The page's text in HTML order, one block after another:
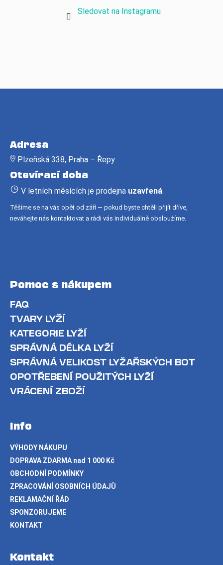
Sledovat na Instagramu
Adresa
Plzeňská 338, Praha – Řepy
Otevírací doba
V letních měsících je prodejna uzavřená.
Těšíme se na vás opět od září — pokud byste chtěli přijít dříve,
neváhejte nás kontaktovat a rádi vás individuálně obsloužíme.
Pomoc s nákupem
FAQ
TVARY LYŽÍ
KATEGORIE LYŽÍ
SPRÁVNÁ DÉLKA LYŽÍ
SPRÁVNÁ VELIKOST LYŽAŘSKÝCH BOT
OPOTŘEBENÍ POUŽITÝCH LYŽÍ
VRÁCENÍ ZBOŽÍ
Info
VÝHODY NÁKUPU
DOPRAVA ZDARMA nad 1 000 Kč
OBCHODNÍ PODMÍNKY
ZPRACOVÁNÍ OSOBNÍCH ÚDAJŮ
REKLAMAČNÍ ŘÁD
SPONZORUJEME
KONTAKT
Kontakt